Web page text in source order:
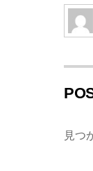
見つ